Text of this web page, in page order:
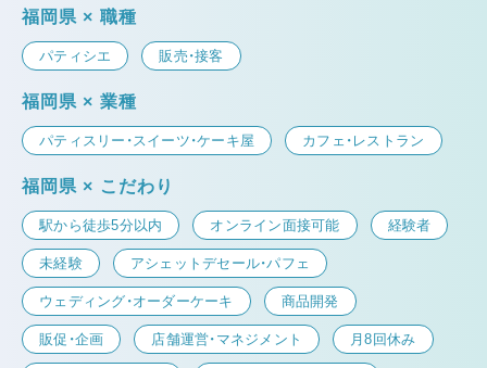
福岡県 × 職種
パティシエ 販売・接客
福岡県 × 業種
パティスリー・スイーツ・ケーキ屋 カフェ・レストラン
福岡県 × こだわり
駅から徒歩5分以内 オンライン面接可能 経験者
未経験 アシェットデセール・パフェ
ウェディング・オーダーケーキ 商品開発
販促・企画 店舗運営・マネジメント 月8回休み